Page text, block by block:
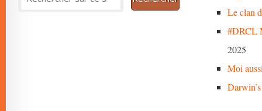
Le clan
#DRCL
2025
Moi